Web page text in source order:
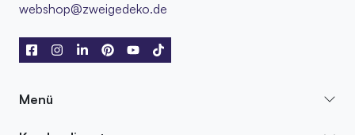
webshop@zweigedeko.de
Menü